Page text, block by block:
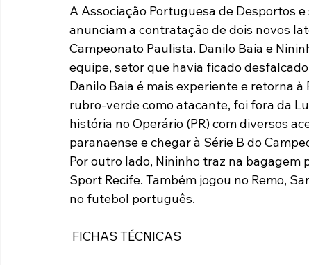
Paulista A2 2019 Portuguesas pelo Brasil
Tabelas Recuperação Judicial
A Associação Portuguesa de Desportos
anunciam a contratação de dois novos
Campeonato Paulista. Danilo Baia e
equipe, setor que havia ficado
Danilo Baia é mais experiente e retorna
rubro-verde como atacante, foi fora da
história no Operário (PR) com diversos
paranaense e chegar à Série B do
Por outro lado, Nininho traz na bagagem
Sport Recife. Também jogou no Remo,
no futebol português.
FICHAS TÉCNICAS